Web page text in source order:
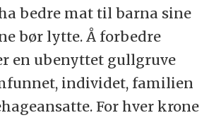
bedre mat til barna sine
bør lytte. Å forbedre
en ubenyttet gullgruve
individet, familien
For hver krone